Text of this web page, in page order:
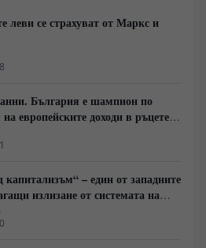
леви се страхуват от Маркс и
България е шампион по
европейските доходи в ръцете
1%, надминава и САЩ
– един от западните
излизане от системата на